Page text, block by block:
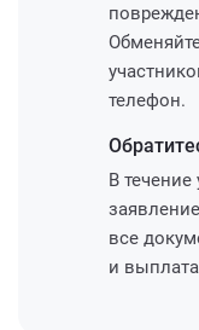
телефон.
В течение
все
и